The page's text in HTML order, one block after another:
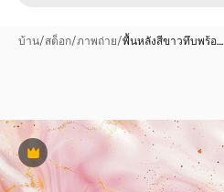
บ้าน/สต็อก/ภาพถ่าย/พื้นหลังสีขาวทึบพร้อ…
พรีเมี่ยม